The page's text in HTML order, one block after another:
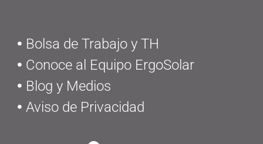
Bolsa de Trabajo y TH
Conoce al Equipo ErgoSolar
Blog y Medios
Aviso de Privacidad